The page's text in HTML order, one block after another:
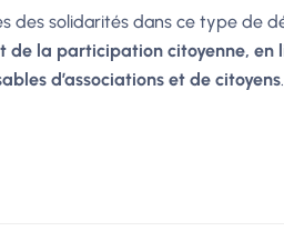
des solidarités dans ce type de
de la participation citoyenne, en
d’associations et de citoyens.